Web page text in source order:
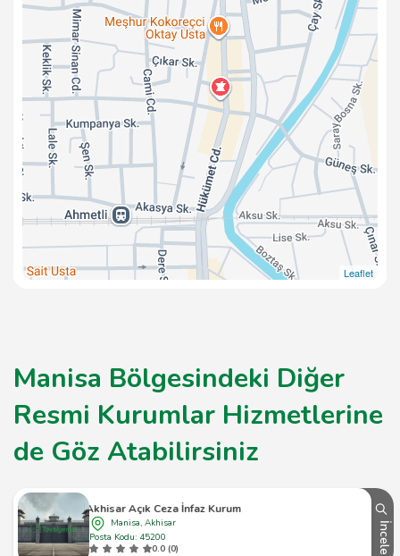
Leaflet
Manisa Bölgesindeki Diğer
Resmi Kurumlar Hizmetlerine
de Göz Atabilirsiniz
Akhisar Açık Ceza İnfaz Kurumu
Manisa, Akhisar
Posta Kodu: 45200
0.0 (0)
İncele